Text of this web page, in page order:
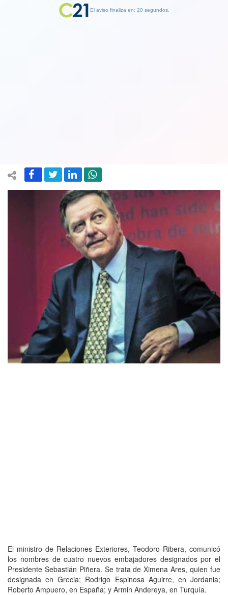
El ministro de Relaciones Exteriores, Teodoro Ribera, comunicó
los nombres de cuatro nuevos embajadores designados por el
Presidente Sebastián Piñera. Se trata de Ximena Ares, quien fue
designada en Grecia; Rodrigo Espinosa Aguirre, en Jordania;
Roberto Ampuero, en España; y Armin Andereya, en Turquía.
El aviso finaliza en: 19 segundos.